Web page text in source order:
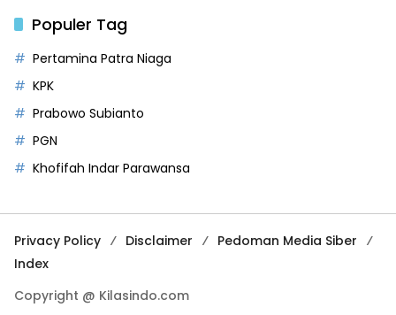
Populer Tag
Pertamina Patra Niaga
KPK
Prabowo Subianto
PGN
Khofifah Indar Parawansa
Privacy Policy Disclaimer
Pedoman Media Siber
Index
Copyright @ Kilasindo.com